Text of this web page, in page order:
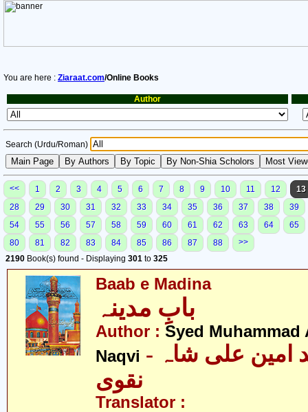
You are here : Ziaraat.com/Online Books
Author
Search (Urdu/Roman)
<< 1 2 3 4 5 6 7 8 9 10 11 12
13
28
29 30 31 32 33 34 35 36 37 38
39
54
55 56 57 58 59 60 61 62 63 64
65
80
81 82 83 84 85 86 87 88
>>
2190 Book(s) found - Displaying 301 to 325
Baab e Madina
بابِ مدینہ
Author : Syed Muhammad
Naqvi - سید محمد امین علی شاہ
نقوی
Translator :